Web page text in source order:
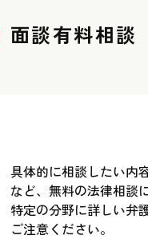
面談有料相談
具体的に相談したい内
など、無料の法律相談
特定の分野に詳しい弁
ご注意ください。